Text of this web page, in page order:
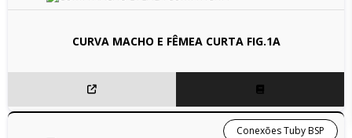
CURVA MACHO E FÊMEA CURTA FIG.1A
Conexões Tuby BSP